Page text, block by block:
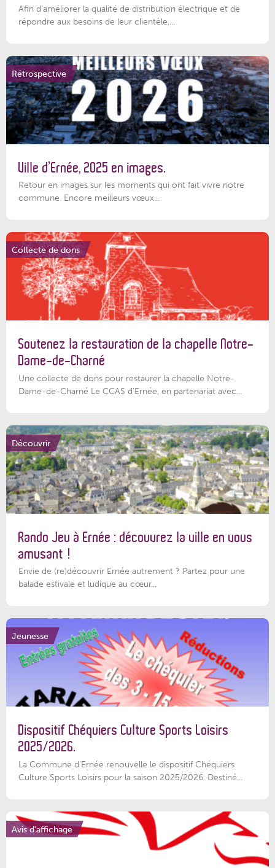
Afin d’améliorer la qualité de distribution électrique et de
répondre aux besoins de leur clientèle,...
Rétrospective
Ville d’Ernée, 2025 en images.
Retour en images sur les moments qui ont fait vivre notre
commune. Encore meilleurs vœux...
Collecte de dons
Soutenez la restauration de la chapelle Notre-
Dame-de-Charné
Une collecte de dons pour restaurer la chapelle Notre-
Dame-de-Charné Le CCAS d’Ernée, en partenariat avec...
Découvrir
Rando Jeu à Ernée : découvrez la ville en vous
amusant !
Envie de (re)découvrir Ernée autrement ? Partez pour une
balade estivale et ludique au cœur...
Jeunesse
Dispositif Chéquiers Culture Sports Loisirs
2025/2026.
La Commune d'Ernée renouvelle le dispositif Chéquiers
Culture Sports Loisirs pour la saison 2025/2026. Destiné...
Avis d'affichage